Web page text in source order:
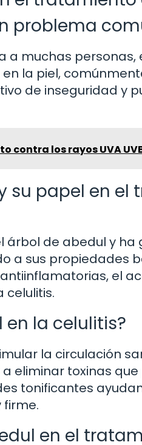
problema
a muchas
la piel,
de inseguridad y
contra los rayos UVA
su papel en el
árbol de abedul y
a sus propiedades
el
celulitis.
la celulitis?
la circulación
eliminar toxinas
tonificantes
en el